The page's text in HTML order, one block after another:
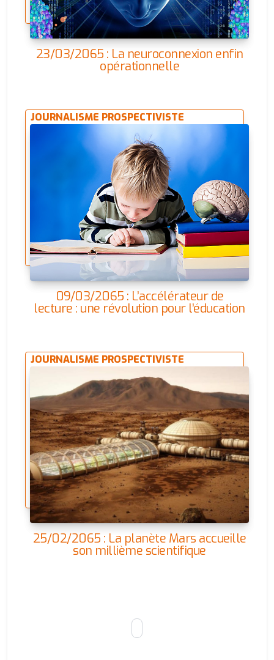
23/03/2065 : La neuroconnexion enfin
opérationnelle
JOURNALISME PROSPECTIVISTE
09/03/2065 : L’accélérateur de
lecture : une révolution pour l’éducation
JOURNALISME PROSPECTIVISTE
25/02/2065 : La planète Mars accueille
son millième scientifique